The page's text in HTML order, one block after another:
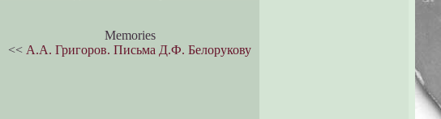
Memories
<< А.А. Григоров. Письма Д.Ф. Белорукову